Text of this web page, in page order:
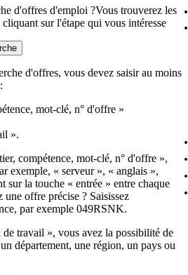
d'offres d'emploi ?Vous trouverez les
sur l'étape qui vous intéresse
d'offres, vous devez saisir au moins
mot-clé, n° d'offre »
».
compétence, mot-clé, n° d'offre »,
exemple, « serveur », « anglais »,
sur la touche « entrée » entre chaque
une offre précise ? Saisissez
par exemple 049RSNK.
travail », vous avez la possibilité de
département, une région, un pays ou